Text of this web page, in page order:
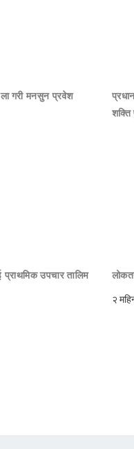
गरी मनसुन प्रवेश
प्राथमिक उपचार तालिम
२